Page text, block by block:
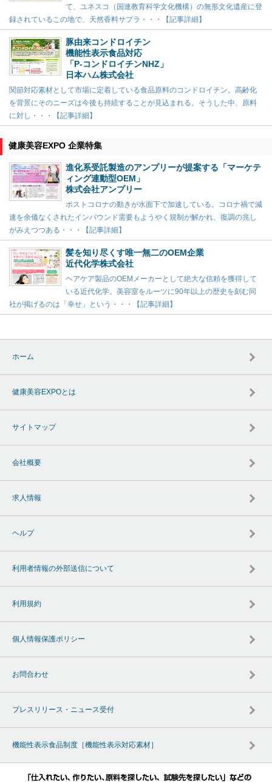
て、ユネスコ（国連教育科学文化機構）の無形文化遺産に登
録されているこの地で、天然香料サプラ・・・【記事詳細】
豚由来コンドロイチン
機能性表示食品対応
「P-コンドロイチンNHZ」
日本ハム株式会社
関節対応素材として市場に定着している食品原料のコンドロイチン。高齢化
を背景にそのニーズは今後も持続することが見込まれる。そうした中、原料
に対し・・・【記事詳細】
健康美容EXPO 企業特集
進化系受託製造のアンプリーが提案する「マーケテ
ィング連動型OEM」
株式会社アンプリー
ポストコロナの動きが水面下で加速している。コロナ禍で減
速を余儀なくされたインバウンド需要もようやく規制が解かれ、復調の兆し
がみえつつある・・・【記事詳細】
髪を知り尽くす唯一無二のOEM企業
近代化学株式会社
ヘアケア製品のOEMメーカーとして絶大な信頼を獲得して
いる近代化学。美容室をルーツに90年以上の歴史を刻む同
社が掲げるのは「幸せ」という・・・【記事詳細】
ホーム
健康美容EXPOとは
サイトマップ
会社概要
求人情報
ヘルプ
利用者情報の外部送信について
利用規約
個人情報保護ポリシー
お問合わせ
プレスリリース・ニュース受付
機能性表示食品制度［機能性表示対応素材］